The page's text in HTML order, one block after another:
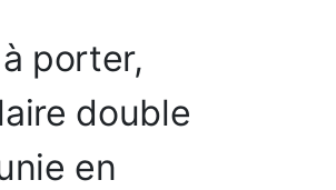
porter,
double
en